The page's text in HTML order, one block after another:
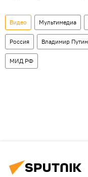
Видео Мультимедиа
Россия Владимир Путин
МИД РФ